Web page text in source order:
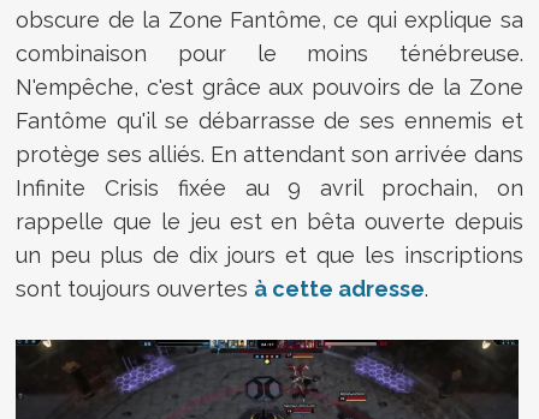
obscure de la Zone Fantôme, ce qui explique sa
combinaison pour le moins ténébreuse.
N'empêche, c'est grâce aux pouvoirs de la Zone
Fantôme qu'il se débarrasse de ses ennemis et
protège ses alliés. En attendant son arrivée dans
Infinite Crisis fixée au 9 avril prochain, on
rappelle que le jeu est en bêta ouverte depuis
un peu plus de dix jours et que les inscriptions
sont toujours ouvertes à cette adresse.